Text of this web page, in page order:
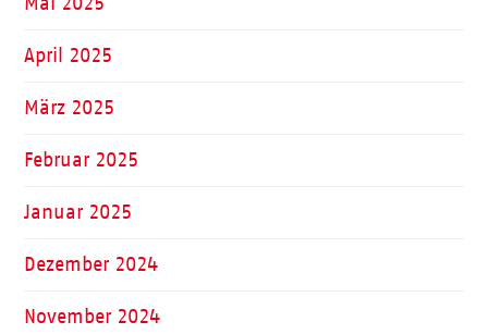
April 2025
März 2025
Februar 2025
Januar 2025
Dezember 2024
November 2024